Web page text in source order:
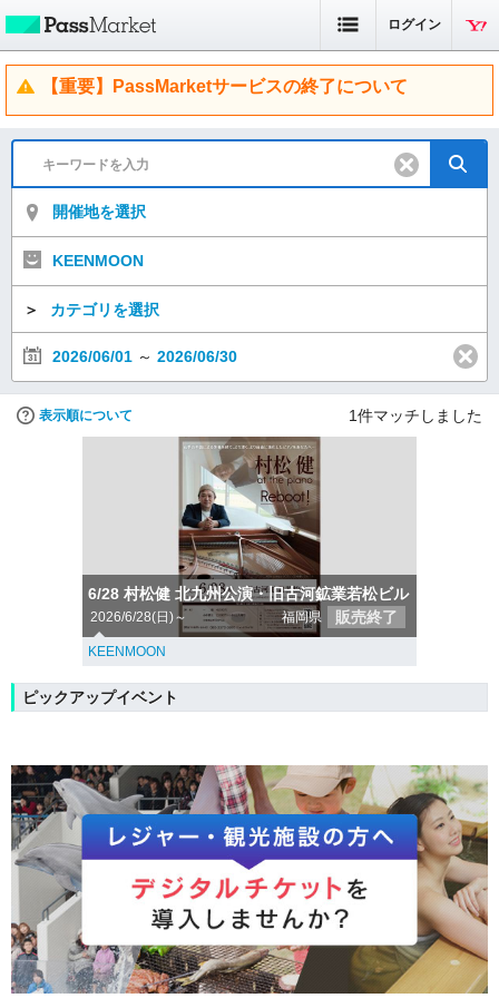
ログイン
【重要】PassMarketサービスの終了について
開催地を選択
KEENMOON
＞ カテゴリを選択
2026/06/01 ～ 2026/06/30
表示順について 1件マッチしました
6/28 村松健 北九州公演・旧古河鉱業若松ビル
2026/6/28(日)～ 福岡県 販売終了
KEENMOON
ピックアップイベント